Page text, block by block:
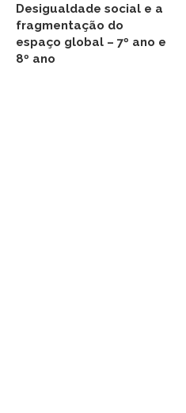
Desigualdade social e a
fragmentação do
espaço global – 7º ano e
8º ano